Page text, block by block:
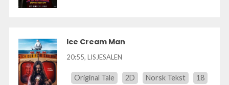
Ice Cream Man
20:55, LISJESALEN
Original Tale 2D Norsk Tekst 18